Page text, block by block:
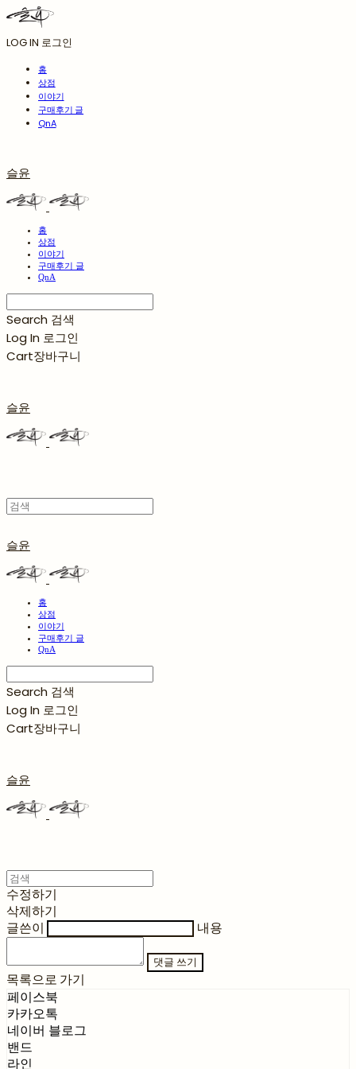
LOG IN 로그인
홈
상점
이야기
구매후기 글
QnA
슬윤
홈
상점
이야기
구매후기 글
QnA
Search 검색
Log In 로그인
Cart장바구니
슬윤
슬윤
홈
상점
이야기
구매후기 글
QnA
Search 검색
Log In 로그인
Cart장바구니
슬윤
수정하기
삭제하기
글쓴이
내용
댓글 쓰기
목록으로 가기
페이스북
카카오톡
네이버 블로그
밴드
라인